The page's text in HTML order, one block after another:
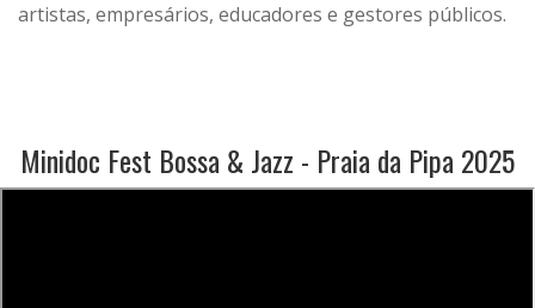
artistas, empresários, educadores e gestores públicos.
Minidoc Fest Bossa & Jazz - Praia da Pipa 2025